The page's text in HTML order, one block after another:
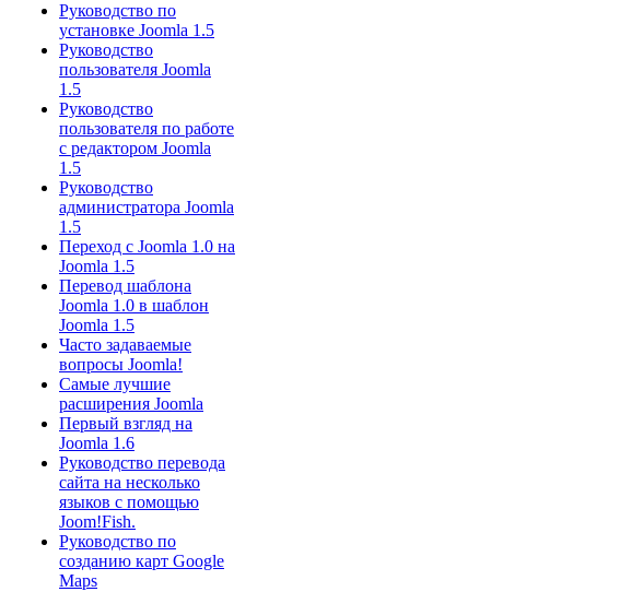
Руководство по
установке Joomla 1.5
Руководство
пользователя Joomla
1.5
Руководство
пользователя по работе
с редактором Joomla
1.5
Руководство
администратора Joomla
1.5
Переход с Joomla 1.0 на
Joomla 1.5
Перевод шаблона
Joomla 1.0 в шаблон
Joomla 1.5
Часто задаваемые
вопросы Joomla!
Самые лучшие
расширения Joomla
Первый взгляд на
Joomla 1.6
Руководство перевода
сайта на несколько
языков с помощью
Joom!Fish.
Руководство по
созданию карт Google
Maps